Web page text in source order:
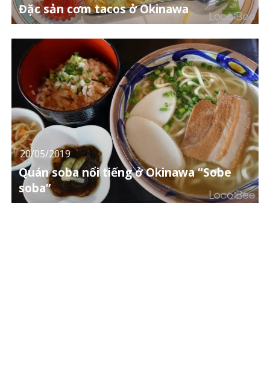
Đặc sản cơm tacos ở Okinawa
20/05/2019
Quán soba nổi tiếng ở Okinawa “Sobe
soba”